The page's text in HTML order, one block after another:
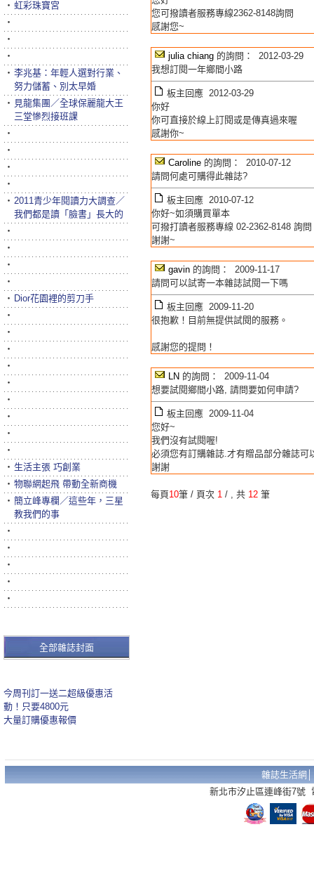
您可撥讀者服務專線2362-8148詢問
感謝您~
julia chiang 的詢問： 2012-03-29
我想訂閱一年鄉間小路
板主回應 2012-03-29
你好
你可直接於線上訂閱或是傳真過來喔
感謝你~
Caroline 的詢問： 2010-07-12
請問何處可購得此雜誌?
板主回應 2010-07-12
你好~如須購買單本
可撥打讀者服務專線 02-2362-8148 詢問
謝謝~
gavin 的詢問： 2009-11-17
請問可以試寄一本雜誌試閱一下嗎
板主回應 2009-11-20
很抱歉！目前無提供試閱的服務。
感謝您的提問！
LN 的詢問： 2009-11-04
想要試閱鄉間小路, 請問要如何申請?
板主回應 2009-11-04
您好~
我們沒有試閱喔!
必須您有訂購雜誌.才有贈品部分雜誌可
謝謝
每頁10筆 / 頁次 1 / , 共 12 筆
‧ 虹彩珠寶宮
‧
‧
‧
‧ 李兆基：年輕人選對行業、
努力儲蓄、別太早婚
‧ 見龍集團／全球保麗龍大王
三堂慘烈接班課
‧
‧
‧
‧
‧ 2011青少年閱讀力大調查／
我們都是讀「臉書」長大的
‧
‧
‧
‧
‧ Dior花園裡的剪刀手
‧
‧
‧
‧
‧
‧
‧
‧
‧
‧ 生活主張 巧創業
‧ 物聯網起飛 帶動全新商機
‧ 簡立峰專欄／這些年，三星
教我們的事
‧
‧
‧
‧
‧
全部雜誌封面
今周刊訂一送二超級優惠活
動！只要4800元
大量訂購優惠報價
雜誌生活網
新北市汐止區連峰街7號